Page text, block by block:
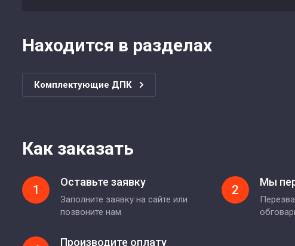
Находится в разделах
Комплектующие ДПК
Как заказать
1
Оставьте заявку
Заполните заявку на сайте или
позвоните нам
2
Мы
Производите оплату